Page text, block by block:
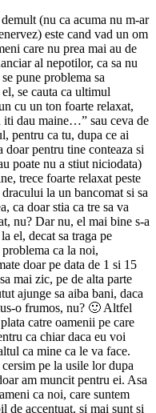
(nu ca acuma nu m-ar
este cand vad un om
care nu prea mai au de
al nepotilor, ca sa nu
pune problema sa
se cauta ca ultimul
cu un ton foarte relaxat,
dau maine…” sau ceva de
pentru ca tu, dupa ce ai
pentru tine conteaza si
poate nu a stiut niciodata)
trece foarte relaxat peste
la un bancomat si sa
ca doar stia ca tre sa va
nu? Dar nu, el mai bine s-a
el, decat sa traga pe
ca la noi,
doar pe data de 1 si 15
mai zic, pe de alta parte
ajunge sa aiba bani, daca
o frumos, nu? 🙂 Altfel
catre oamenii pe care
ca chiar daca eu voi
ca mine ca le va face.
pe la usile lor dupa
am muncit pentru ei. Asa
ca noi, care suntem
de accentuat, si mai sunt si